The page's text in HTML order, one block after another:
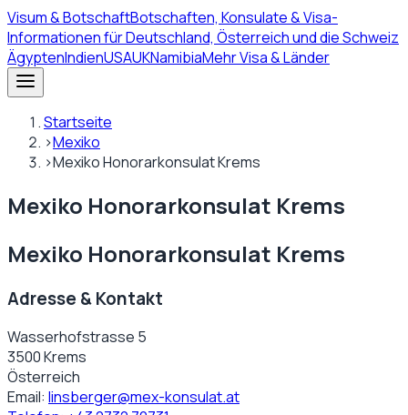
Visum& BotschaftBotschaften, Konsulate & Visa-
Informationen für Deutschland, Österreich und die Schweiz
ÄgyptenIndienUSAUKNamibiaMehr Visa & Länder
Startseite
›Mexiko
›Mexiko Honorarkonsulat Krems
Mexiko Honorarkonsulat Krems
Mexiko Honorarkonsulat Krems
Adresse & Kontakt
Wasserhofstrasse 5
3500 Krems
Österreich
Email: linsberger@mex-konsulat.at